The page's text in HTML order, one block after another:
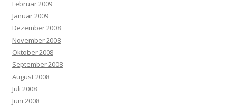
Februar 2009
Januar 2009
Dezember 2008
November 2008
Oktober 2008
September 2008
August 2008
Juli 2008
Juni 2008